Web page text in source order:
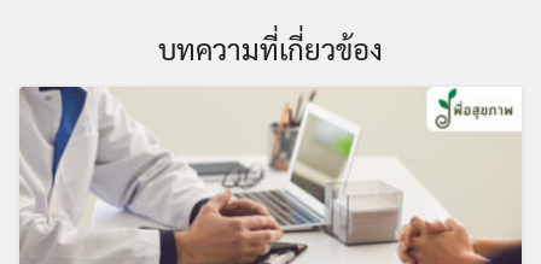
บทความที่เกี่ยวข้อง